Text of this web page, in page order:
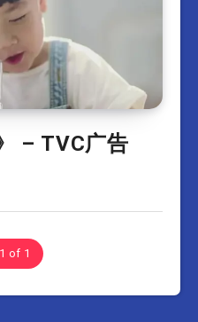
– TVC广告
of 1